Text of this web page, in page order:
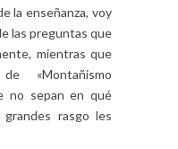
la enseñanza, voy
las preguntas que
mientras que
«Montañismo
no sepan en qué
rasgo les